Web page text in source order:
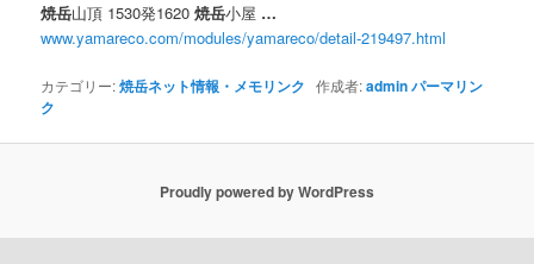
焼岳山頂 1530発1620焼岳小屋 …
www.yamareco.com/modules/yamareco/detail-219497.html
カテゴリー:焼岳ネット情報・メモリンク 作成者:adminパーマリン
ク
Proudly powered by WordPress